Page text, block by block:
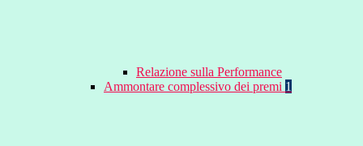
Relazione sulla Performance
Ammontare complessivo dei premi 1